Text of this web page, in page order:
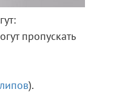
пропускать
).